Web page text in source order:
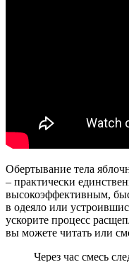
Обертывание тела
– практически
высокоэффективным,
в одеяло или
ускорите процесс
вы можете читать или
Через час смесь